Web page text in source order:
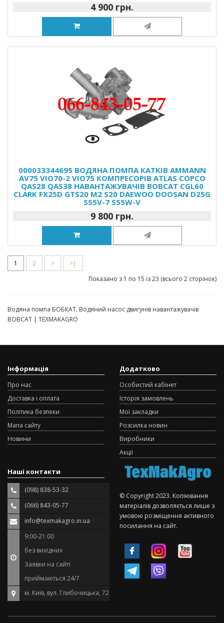
4 900 грн.
000033344695 ВОДЯНА ПОМПА КАТКІВ AMMANN
AV75 VIO70-2 VIO75 КОМПРЕСОРІВ ATLAS COPCO
QAS28 QAS38 НАВАНТАЖУВАЧІВ BOBCAT CGL60
CLARK FX25D GTS20 M2 S20 DAEWOO DOOSAN D25G
S55V-7 S55W-V
9 800 грн.
1 2 >
>|
Показано з 1 по 15 із 23 (всього 2 сторінок)
Водяна помпа БОБКАТ. Водяний насос двигунів навантажувачів
BOBCAT | TEXMAKAGRO
Інформація
Про нас
Доставка і оплата
Політика безпеки
Мапа сайту
Новини
Додатково
Особистий кабінет
Історія замовлень
Мої закладки
Розсилка новин
Виробники
Акції
Наші контакти
(098) 838-53-32
(066) 843-05-77
info@texmakagro.in.ua
9:00-21:00
без вихідних
Заявки на сайті
приймаються 24/7
м. Київ, вул. Глибочицька, 72
© Copyright 2023. Копіювання
матеріалів дозволяється лише з
умовою розміщення активного
посилання на сайт.